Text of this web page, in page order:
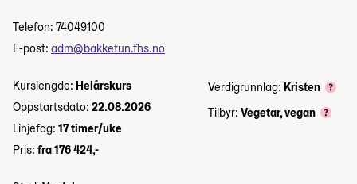
Telefon: 74049100
E-post: adm@bakketun.fhs.no
Kurslengde: Helårskurs
Oppstartsdato: 22.08.2026
Linjefag: 17 timer/uke
Pris: fra 176 424,-
Verdigrunnlag: Kristen
Tilbyr: Vegetar, vegan